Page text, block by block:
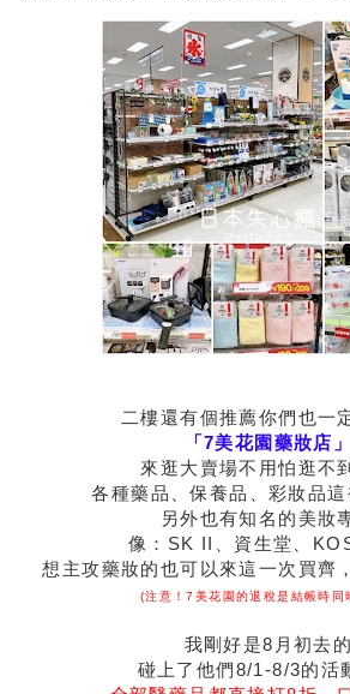
二樓還有個推薦你們也一
「7美花園藥妝店」
來逛大賣場不用怕逛不
各種藥品、保養品、彩妝品
另外也有知名的美妝
像：SK II、資生堂、
想主攻藥妝的也可以來這一次買齊
(注意！7美花園的退稅是結帳時同
我剛好是8月初去的
碰上了他們8/1-8/3的活